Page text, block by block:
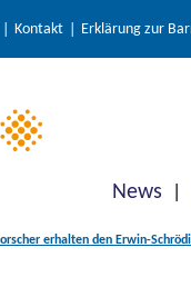
Kontakt Erklärung zur
News
erhalten den Erwin-